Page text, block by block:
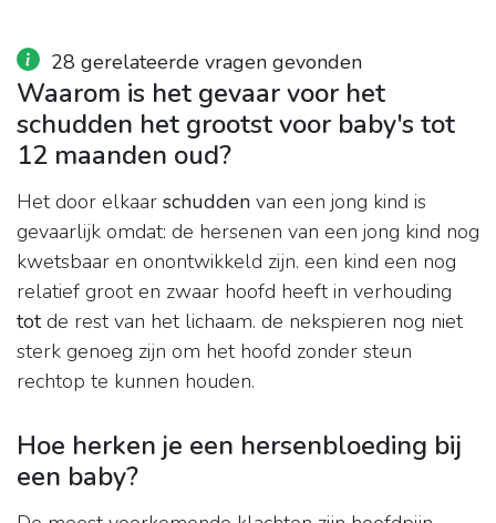
28 gerelateerde vragen gevonden
Waarom is het gevaar voor het
schudden het grootst voor baby's tot
12 maanden oud?
Het door elkaar schudden van een jong kind is
gevaarlijk omdat: de hersenen van een jong kind nog
kwetsbaar en onontwikkeld zijn. een kind een nog
relatief groot en zwaar hoofd heeft in verhouding
totde rest van het lichaam. de nekspieren nog niet
sterk genoeg zijn om het hoofd zonder steun
rechtop te kunnen houden.
Hoe herken je een hersenbloeding bij
een baby?